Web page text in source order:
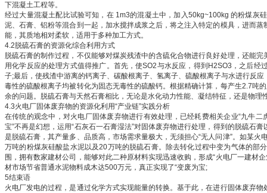
下混凝土工程等。
经过大量混凝土配比试验可知，在 1m3的混凝土中，加入50kg~100kg 的粉煤灰
泥、石膏、铝粉等混合到一起，加水搅拌成浆之后，将之注入特定的模具，进而
能，其质地相对柔软，适用于多种加工方式。
4.2脱硫石膏的资源化综合利用方式
脱硫石膏的制作过程，不仅能够对煤炭残渣中的含硫化合物进行良好处理，还能
用化学反应的处理方式值得推广。首先，使SO2与水反应，得到H2SO3，之后
子;最后，使残渣中游离的钙离子、碳酸根离子、氢离子、硫酸根离子与水进行反
毒性的硫酸根离子均被转化为固态无毒性的硫酸钙。根据精确计算，每产生2.7吨
余的问题。脱硫石膏与天然石膏相比，无论是水化动力性能、凝结特征，还是物
4.3火电厂固体废弃物的资源化利用“产业链”实践分析
在传统的观念中，对火电厂固体废弃物进行有效处理，已经耗费相关企业“九牛
宝”不再是幻想，运用“石灰石一石膏湿法”对固体废弃物进行处理，得到的脱硫石
是脱硫石膏，其产量多、品质高，市场需求量极大，无须担心“无人问津”。如某
万吨的粉煤灰硅酸盐水泥以及20万吨的脱硫石膏。除去转化过程中变为气体的
围，拥有数家建材公司，能够对此二种原材料实现迅速收购，形成“火电厂一建
材市场节省普通水泥物料成木达500万元，真正实现了“变废为宝;
5结束语
火电厂发电的过程，是通过化学方式实现能量的转换。基于此，在进行固体废弃